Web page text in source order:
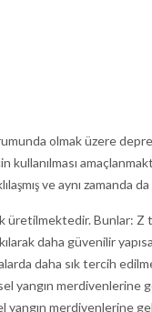
olmak üzere
ve aynı zamanda
üretilmektedir. Bunlar: Z
daha güvenilir
daha sık tercih
yangın merdivenlerine
yangın merdivenlerine